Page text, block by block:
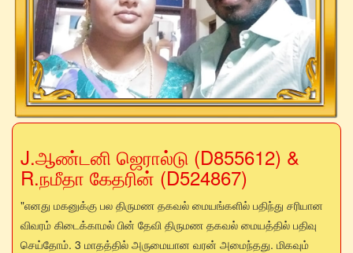
J.ஆண்டனி ஜெரால்டு (D855612) &
R.நமீதா கேதரின் (D524867)
"எனது மகனுக்கு பல திருமண தகவல் மையங்களில் பதிந்து சரியான
விவரம் கிடைக்காமல் பின் தேவி திருமண தகவல் மையத்தில் பதிவு
செய்தோம். 3 மாதத்தில் அருமையான வரன் அமைந்தது. மிகவும்